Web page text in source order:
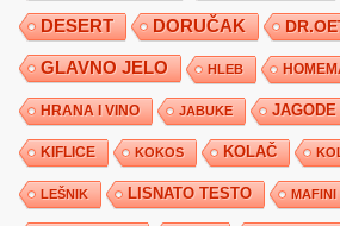
DESERT DORUČAK
GLAVNO JELO HLEB
HRANA I VINO JABUKE JAGODE
KIFLICE KOKOS KOLAČ
LEŠNIK LISNATO TESTO MAFINI